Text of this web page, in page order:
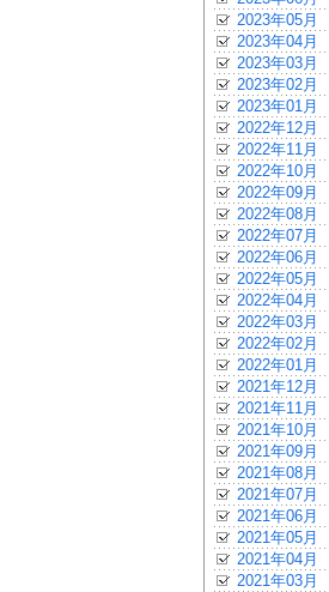
2023年05月
2023年04月
2023年03月
2023年02月
2023年01月
2022年12月
2022年11月
2022年10月
2022年09月
2022年08月
2022年07月
2022年06月
2022年05月
2022年04月
2022年03月
2022年02月
2022年01月
2021年12月
2021年11月
2021年10月
2021年09月
2021年08月
2021年07月
2021年06月
2021年05月
2021年04月
2021年03月